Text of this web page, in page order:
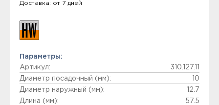
Доставка: от 7 дней
Параметры:
Артикул:
310.127.11
Диаметр посадочный (мм):
10
Диаметр наружный (мм):
12.7
Длина (мм):
57.5